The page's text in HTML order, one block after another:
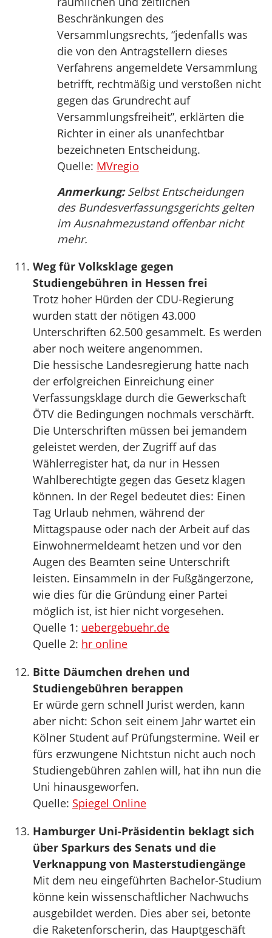
Beschränkungen des
Versammlungsrechts, “jedenfalls was
die von den Antragstellern dieses
Verfahrens angemeldete Versammlung
betrifft, rechtmäßig und verstoßen nicht
gegen das Grundrecht auf
Versammlungsfreiheit”, erklärten die
Richter in einer als unanfechtbar
bezeichneten Entscheidung.
Quelle: MVregio
Anmerkung:Selbst Entscheidungen
des Bundesverfassungsgerichts gelten
im Ausnahmezustand offenbar nicht
mehr.
Weg für Volksklage gegen
Studiengebühren in Hessen frei
Trotz hoher Hürden der CDU-Regierung
wurden statt der nötigen 43.000
Unterschriften 62.500 gesammelt. Es werden
aber noch weitere angenommen.
Die hessische Landesregierung hatte nach
der erfolgreichen Einreichung einer
Verfassungsklage durch die Gewerkschaft
ÖTV die Bedingungen nochmals verschärft.
Die Unterschriften müssen bei jemandem
geleistet werden, der Zugriff auf das
Wählerregister hat, da nur in Hessen
Wahlberechtigte gegen das Gesetz klagen
können. In der Regel bedeutet dies: Einen
Tag Urlaub nehmen, während der
Mittagspause oder nach der Arbeit auf das
Einwohnermeldeamt hetzen und vor den
Augen des Beamten seine Unterschrift
leisten. Einsammeln in der Fußgängerzone,
wie dies für die Gründung einer Partei
möglich ist, ist hier nicht vorgesehen.
Quelle 1: uebergebuehr.de
Quelle 2: hr online
Bitte Däumchen drehen und
Studiengebühren berappen
Er würde gern schnell Jurist werden, kann
aber nicht: Schon seit einem Jahr wartet ein
Kölner Student auf Prüfungstermine. Weil er
fürs erzwungene Nichtstun nicht auch noch
Studiengebühren zahlen will, hat ihn nun die
Uni hinausgeworfen.
Quelle: Spiegel Online
Hamburger Uni-Präsidentin beklagt sich
über Sparkurs des Senats und die
Verknappung von Masterstudiengänge
Mit dem neu eingeführten Bachelor-Studium
könne kein wissenschaftlicher Nachwuchs
ausgebildet werden. Dies aber sei, betonte
die Raketenforscherin, das Hauptgeschäft